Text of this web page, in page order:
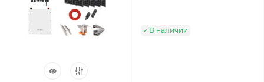
В наличии